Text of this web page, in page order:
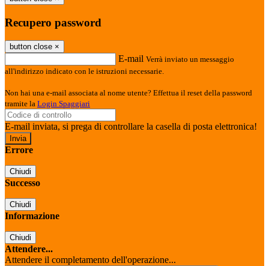
Recupero password
button close ×
E-mail Verrà inviato un messaggio
all'indirizzo indicato con le istruzioni necessarie.
Non hai una e-mail associata al nome utente? Effettua il reset della password
tramite la Login Spaggiari
E-mail inviata, si prega di controllare la casella di posta elettronica!
Errore
Chiudi
Successo
Chiudi
Informazione
Chiudi
Attendere...
Attendere il completamento dell'operazione...